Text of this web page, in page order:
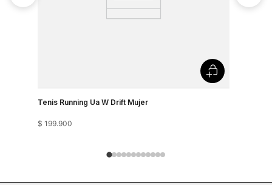
Tenis Running Ua W Drift Mujer
$ 199.900